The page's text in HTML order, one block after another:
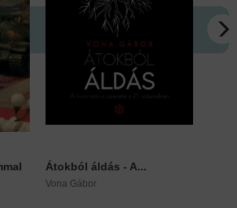
Átokból áldás - A...
Vona Gábor